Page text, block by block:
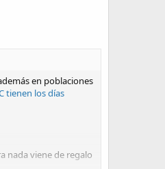
en poblaciones
tienen los días
nada viene de regalo